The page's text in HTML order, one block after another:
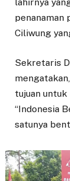
penanaman
Ciliwung
Sekretaris
tujuan
“Indonesia
satunya